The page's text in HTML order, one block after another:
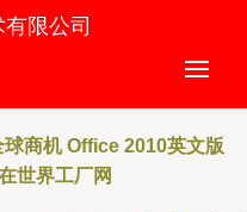
限公司
球商机 Office 2010英文版
世界工厂网